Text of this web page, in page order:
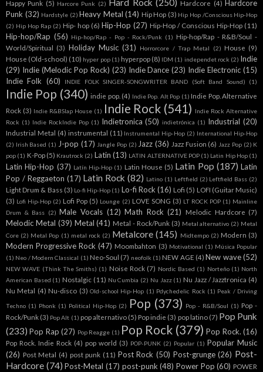
Happy Punk (5) Harcore Punk (2) Hard Rock (250) Hardcore (4) Hardcore
Punk (32) Hardstyle (2) Heavy Metal (14) Hip Hop (3) Hip Hop /Conscious Hip-Hop
(2) Hip Hop Rap (2) Hip- hop (6) Hip-Hop (27) Hip-Hop / Conscious Hip-Hop (11)
Hip-hop/Rap (56) Hip-hop/Rap - Pop - Rock/Punk (1) Hip-hop/Rap - R&B/Soul -
World/Spiritual (3) Holiday Music (31) Horrorcore / Trap Metal (2) House (9)
House (Old-school) (10) hyper pop (1) hyperpop (8) IDM (1) independet rock (2) Indie
(29) Indie (Melodic Pop Rock) (23) Indie Dance (23) Indie Electronic (15)
Indie Folk (60) INDIE FOLK SINGER-SONGWRITER BAND (Soft Band Sound) (1)
Indie Pop (340) indie pop. (4) Indie Pop. Alt Pop (1) Indie Pop. Alternative
Rock (3) Indie R&BSlap House (1) Indie Rock (541) Indie Rock Alternative
Rock (1) Indie RockIndie Pop (1) Indietronica (50) indietrónica (1) Industrial (20)
Industrial Metal (4) instrumental (11) Instrumental Hip-Hop (2) International Hip-Hop
(2) Irish Based (1) J-pop (17) Jangle Pop (2) Jazz (36) Jazz Fusion (6) Jazz Pop (2) K
pop (1) K-Pop (5) Krautrock (2) Latin (13) LATIN ALTERNATIVE POP (1) Latin Hip Hop (1)
Latin Hip-Hop (37) Latín Hip-Hop (1) Latin House (5) Latin Pop (187) Latin
Pop / Reggaeton (17) Latin Rock (82) Latino (1) Leftfield (2) Leftfield Bass (2)
Light Drum & Bass (3) Lo-fi Hip-Hop (1) Lo-fi Rock (16) Lofi (5) LOFI (Guitar Music)
(3) Lofi Hip-Hop (2) Lofi Pop (5) Lounge (2) LOVE SONG (3) LT ROCK POP (1) Mainline
Drum & Bass (2) Male Vocals (12) Math Rock (21) Melodic Hardcore (7)
Melodic Metal (39) Metal (41) Metal - Rock/Punk (3) Metal alternativo (2) Metal
Core (2) Metal Pop (1) metal rock (2) Metalcore (145) Midtempo (2) Modern (3)
Modern Progressive Rock (47) Moombahton (3) Motivational (1) Música Popular
(1) Neo / Modern Classical (1) Neo-Soul (7) neofolk (1) NEW AGE (4) New wave (52)
NEW WAVE (Think The Smiths) (1) Noise Rock (7) Nordic Based (1) Norteño (1) North
American Based (1) Nostalgic (11) Nu Cumbia (2) Nu Jazz (1) Nu Jazz / Jazztronica (4)
Nu Metal (4) Nu-disco (3) Old-school Hip-Hop (1) Pdychedelic Rock (1) Peak / Driving
Techno (1) Phonk (1) Political Hip-Hop (2) Pop (373) Pop - R&B/Soul (1) Pop -
Rock/Punk (3) Pop Alt (1) pop alternativo (5) Pop indie (3) pop latino (7) Pop Punk
(233) Pop Rap (27) Pop Reagge (1) Pop Rock (379) Pop Rock. (16)
Pop Rock. Indie Rock (4) pop world (3) POP-PUNK (2) Popular (1) Popular Music
(26) Post Metal (4) post punk (11) Post Rock (50) Post-grunge (26) Post-
Hardcore (74) Post-Metal (17) post-punk (48) Power Pop (60) POWER